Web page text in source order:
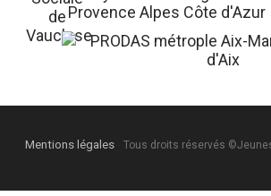
Mentions légales Tous droits réservés